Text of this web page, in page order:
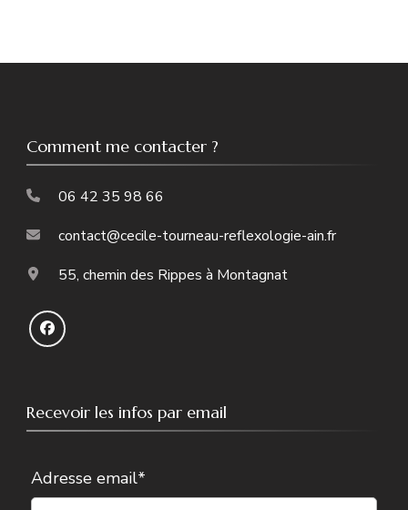
Comment me contacter ?
06 42 35 98 66
contact@cecile-tourneau-reflexologie-ain.fr
55, chemin des Rippes à Montagnat
Recevoir les infos par email
Adresse email*